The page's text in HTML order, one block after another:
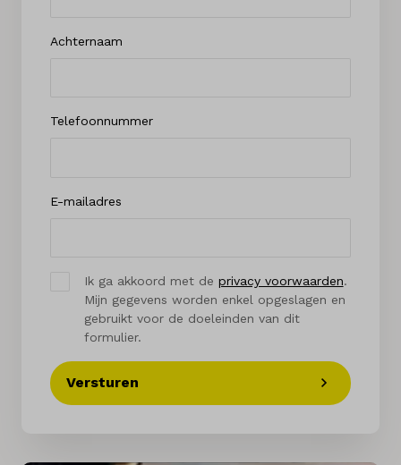
Achternaam
Telefoonnummer
E-mailadres
Ik ga akkoord met de privacy voorwaarden.
Mijn gegevens worden enkel opgeslagen en
gebruikt voor de doeleinden van dit
formulier.
Versturen